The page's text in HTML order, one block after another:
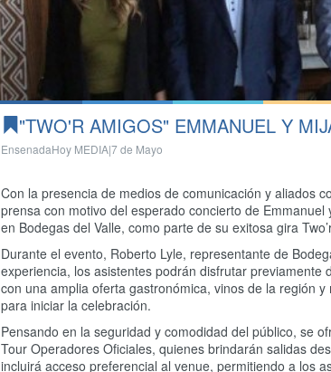
"TWO'R AMIGOS" EMMANUEL Y
EnsenadaHoy MEDIA|7 de Mayo
Con la presencia de medios de comunicación y aliados
prensa con motivo del esperado concierto de
en Bodegas del Valle, como parte de su exitosa gira
Durante el evento, Roberto Lyle, representante de
experiencia, los asistentes podrán disfrutar previamente
con una amplia oferta gastronómica, vinos de la región
para iniciar la celebración.
Pensando en la seguridad y comodidad del público, se
Tour Operadores Oficiales, quienes brindarán salidas
incluirá acceso preferencial al venue, permitiendo a los